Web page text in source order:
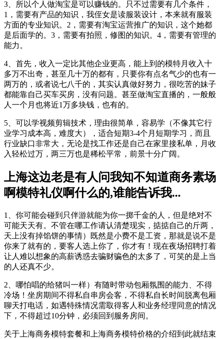
3、所以个人做淘宝是可以赚钱的。只不过需要有几个条件，
1，需要有产品的知识，我侄女是读服装设计，本来就有服装
方面的专业知识。2，需要有淘宝运营推广的知识，这个她都
是后面学的。3，需要有拍照，修图的知识。4，需要有管理的
能力。
4、首先，收入一定比其他企业更高，能上到的模特月收入十
多万不出奇，甚至几十万的都有，只要你有点名气少的也有一
两万的，或者说七八千的，其实认真做好努力，很吃苦的妹子
都能靠自己买车买房，没有问题。甚至做淘宝直播的，一般般
人一个月也将近1万多块钱，也有的。
5、可以学视频剪辑技术，理由很简单，容易学（不像其它行
业学习成本高，难度大），适合短期3-4个月短期学习，而且
行业缺口非常大，无论是找工作还是自己在家里接私单，月收
入轻松过万，两三万也是稀松平常，前景十分广阔。
上海这边老是有人问我知不知道商务素场
啊模特礼仪啊什么的,谁能告诉我...
1、你可能会碰到只伴游就能为你一掷千金的人，但是绝对不
可能天天有。不管在哪工作请认清楚现实，掂掂自己的斤两，
天上没有掉馅饼的事情）既然是小费不是工资，那就是说不是
你来了就有的，要客人选上你了，你才有！现在夜场招聘打着
让人难以想象的高薪诱惑去骗财骗色的太多了，可笑的是上当
的人还真不少。
2、哪怕唱的给猪叫一样）有随时带动包厢氛围的能力、不得
冷场！坐房期间不得私自串房会客，不得私自长时间脱离包厢
聊天打电话，如遇特殊情况需取得客人和业务经理同意的情况
下，不得超过10分钟，必须回到服务房间。
关于上海商务模特套餐和上海商务模特价格的介绍到此就结束